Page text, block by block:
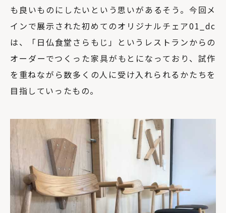
も良いものにしたいという思いがあるそう。今回メ
インで展示された初めてのオリジナルチェア01_dc
は、「日仏食堂さらもじ」というレストランからの
オーダーでつくった家具がもとになっており、試作
を重ねながら数多くの人に受け入れられるかたちを
目指していったもの。